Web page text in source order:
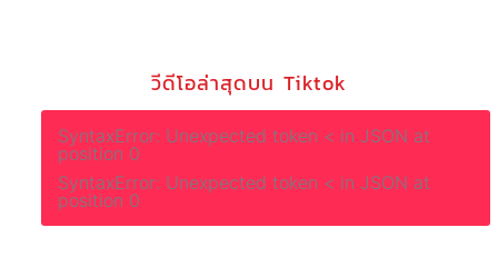
วีดีโอล่าสุดบน Tiktok
SyntaxError: Unexpected token < in JSON at
position 0
SyntaxError: Unexpected token < in JSON at
position 0